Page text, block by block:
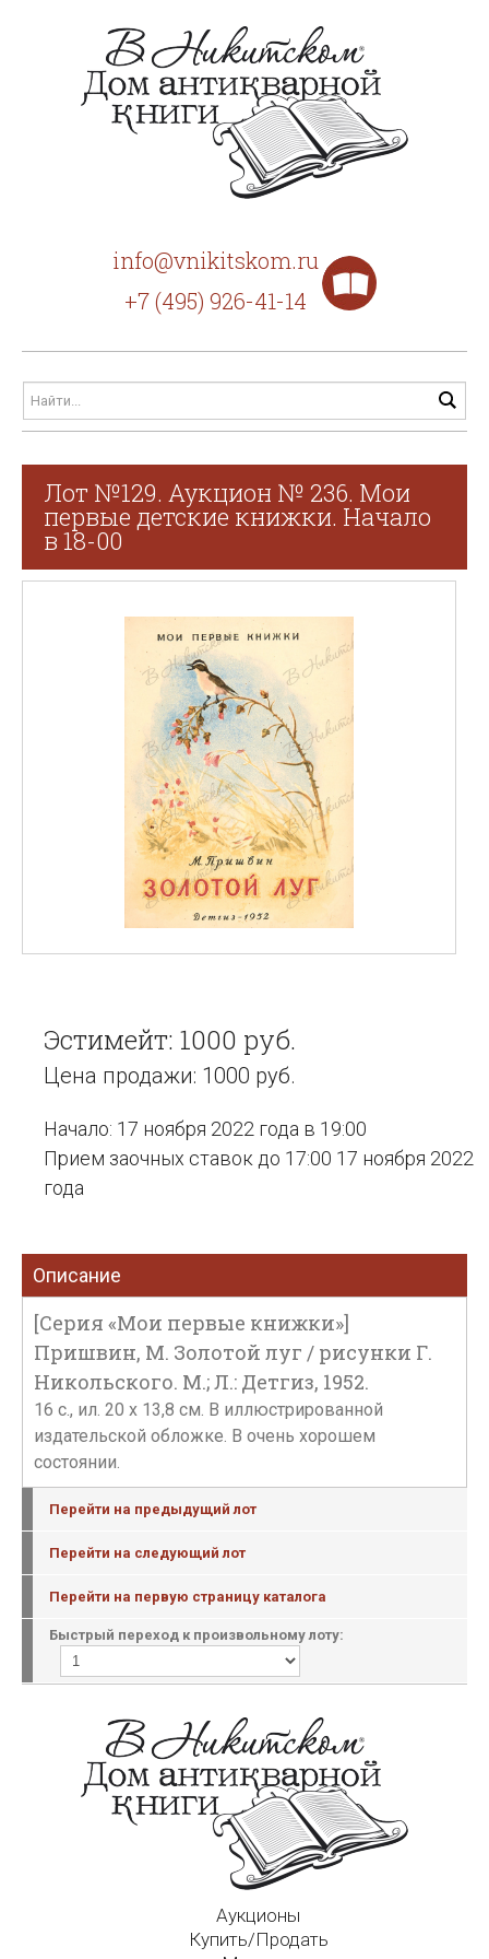
info@vnikitskom.ru
+7 (495) 926-41-14
Лот №129. Аукцион № 236. Мои
первые детские книжки. Начало
в 18-00
Эстимейт: 1000 руб.
Цена продажи: 1000 руб.
Начало: 17 ноября 2022 года в 19:00
Прием заочных ставок до 17:00 17 ноября 2022
года
Описание
[Серия «Мои первые книжки»]
Пришвин, М. Золотой луг / рисунки Г.
Никольского. М.; Л.: Детгиз, 1952.
16 с., ил. 20 х 13,8 см. В иллюстрированной
издательской обложке. В очень хорошем
состоянии.
Перейти на предыдущий лот
Перейти на следующий лот
Перейти на первую страницу каталога
Быстрый переход к произвольному лоту:
Аукционы
Купить/Продать